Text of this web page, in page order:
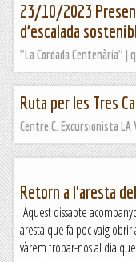
23/10/2023
d’escalada
"La Cordada Centenària" |
Ruta per les Tres
Centre C. Excursionista LA
Retorn a l'aresta
Aquest dissabte
aresta que fa poc vaig
vàrem trobar-nos al dia